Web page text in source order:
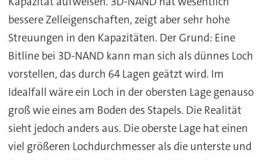
bessere Zelleigenschaften, zeigt aber sehr hohe
Streuungen in den Kapazitäten. Der Grund: Eine
Bitline bei 3D-NAND kann man sich als dünnes Loch
vorstellen, das durch 64 Lagen geätzt wird. Im
Idealfall wäre ein Loch in der obersten Lage genauso
groß wie eines am Boden des Stapels. Die Realität
sieht jedoch anders aus. Die oberste Lage hat einen
viel größeren Lochdurchmesser als die unterste und